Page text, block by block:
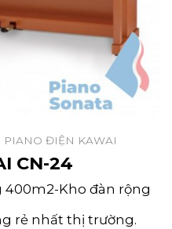
PIANO ĐIỆN KAWAI
CN-24
Kho đàn rộng
rẻ nhất thị trường.